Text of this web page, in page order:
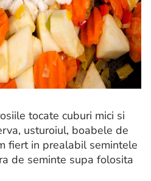
tocate cuburi mici si
usturoiul, boabele de
fiert in prealabil semintele
de seminte supa folosita